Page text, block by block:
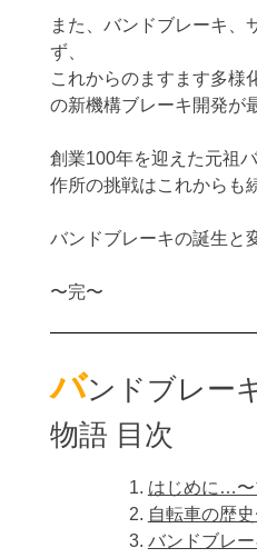
また、バンドブレーキ、
ず、
これからのますます多様
の新機構ブレーキ開発が
創業100年を迎えた元祖
作所の挑戦はこれからも
バンドブレーキの誕生
〜完〜
バンドブレー
物語 目次
はじめに…〜
自転車の歴
バンドブレ